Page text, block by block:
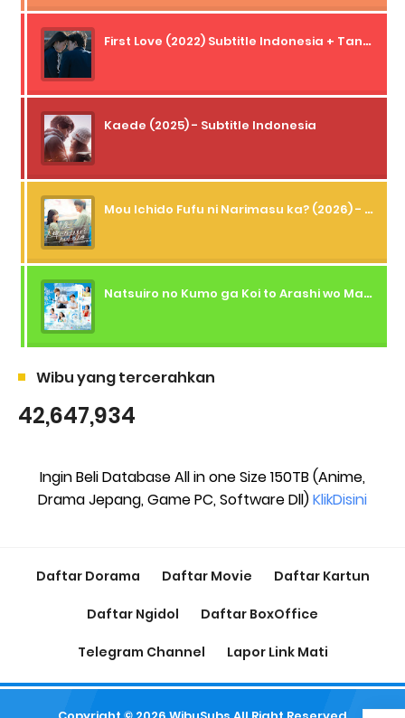
First Love (2022) Subtitle Indonesia + Tanpa Iklan + Streaming + 1080p
Kaede (2025) - Subtitle Indonesia
Mou Ichido Fufu ni Narimasu ka? (2026) - 01 Subtitle Indonesia
Natsuiro no Kumo ga Koi to Arashi wo Makiokosu (2026) - 01 Subtitle Indonesia
Wibu yang tercerahkan
42,647,934
Ingin Beli Database All in one Size 150TB (Anime,
Drama Jepang, Game PC, Software Dll)KlikDisini
Daftar Dorama Daftar Movie Daftar Kartun
Daftar Ngidol Daftar BoxOffice
Telegram Channel Lapor Link Mati